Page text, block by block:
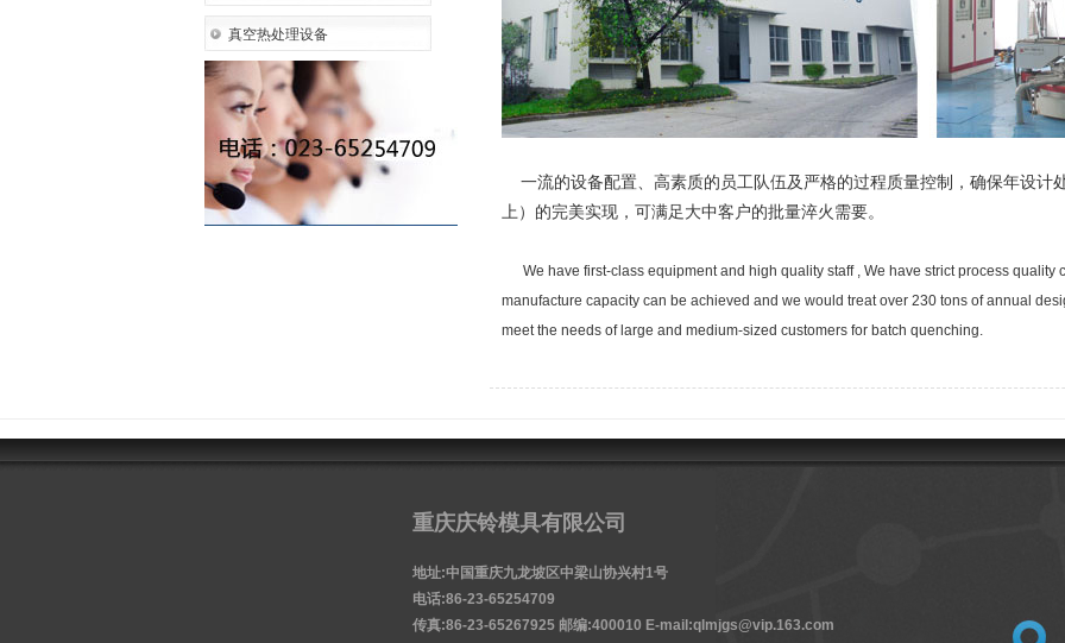
真空热处理设备
一流的设备配置、高素质的员工队伍及严格的过程质量控制，确保年设计
上）的完美实现，可满足大中客户的批量淬火需要。
We have first-class equipment and high quality staff , We have strict process quality
manufacture capacity can be achieved and we would treat over 230 tons of annual
meet the needs of large and medium-sized customers for batch quenching.
重庆庆铃模具有限公司
地址:中国重庆九龙坡区中梁山协兴村1号
电话:86-23-65254709
传真:86-23-65267925 邮编:400010 E-mail:qlmjgs@vip.163.com